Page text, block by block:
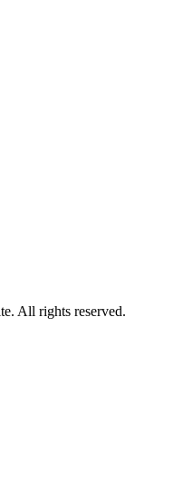
All rights reserved.